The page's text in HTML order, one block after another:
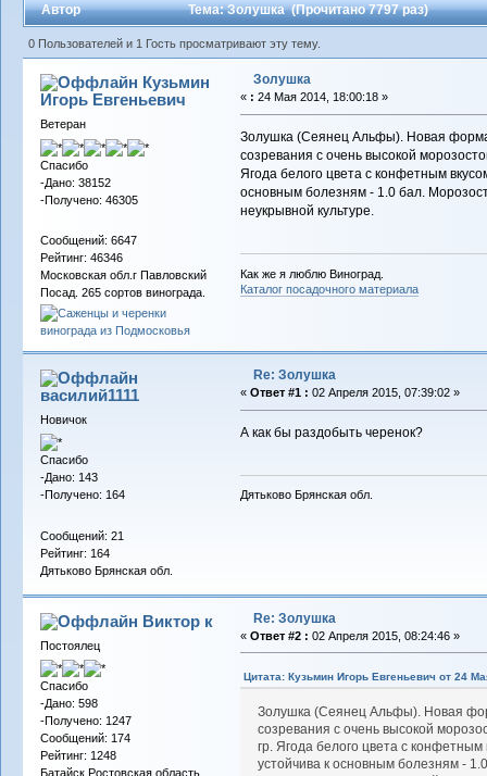
Автор Тема: Золушка (Прочитано 7797 раз)
0 Пользователей и 1 Гость просматривают эту тему.
Кузьмин
Игорь Евгеньевич
Ветеран
Спасибо
-Дано: 38152
-Получено: 46305
Сообщений: 6647
Рейтинг: 46346
Московская обл.г Павловский
Посад. 265 сортов винограда.
Золушка
« : 24 Мая 2014, 18:00:18 »
Золушка (Сеянец Альфы). Новая форма
созревания с очень высокой
Ягода белого цвета с конфетным
основным болезням - 1.0 бал.
неукрывной культуре.
Как же я люблю Виноград.
Каталог посадочного материала
василий1111
Новичок
Спасибо
-Дано: 143
-Получено: 164
Сообщений: 21
Рейтинг: 164
Дятьково Брянская обл.
Re: Золушка
« Ответ #1 : 02 Апреля 2015, 07:39:02 »
А как бы раздобыть черенок?
Дятьково Брянская обл.
Виктор к
Постоялец
Спасибо
-Дано: 598
-Получено: 1247
Сообщений: 174
Рейтинг: 1248
Батайск Ростовская область
Re: Золушка
« Ответ #2 : 02 Апреля 2015, 08:24:46 »
Цитата: Кузьмин Игорь Евгеньевич от 24
Золушка (Сеянец Альфы). Новая
созревания с очень высокой
гр. Ягода белого цвета с
устойчива к основным болезням -